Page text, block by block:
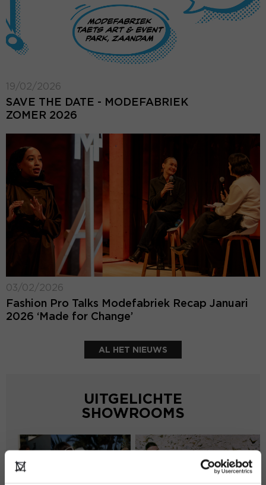
19/02/2026
SAVE THE DATE - MODEFABRIEK
ZOMER 2026
03/02/2026
Fashion Pro Talks Modefabriek Recap Januari
2026 ‘Made for Change’
AL HET NIEUWS
UITGELICHTE
SHOWROOMS